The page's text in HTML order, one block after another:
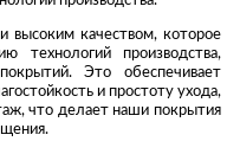
и
Сушилки
Текстиль
Товары для
высоким качеством, которое
технологий производства,
Это обеспечивает
и простоту ухода,
что делает наши покрытия